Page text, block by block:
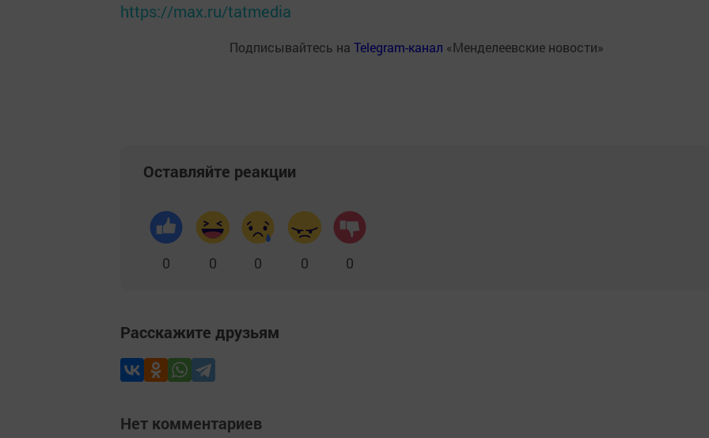
https://max.ru/tatmedia
Подписывайтесь на Telegram-канал «Менделеевские новости»
Оставляйте реакции
0 0 0 0 0
Расскажите друзьям
Нет комментариев